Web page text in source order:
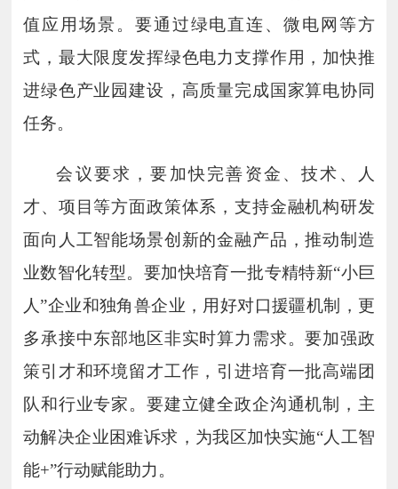
值应用场景。要通过绿电直连、微电网等方
式，最大限度发挥绿色电力支撑作用，加快推
进绿色产业园建设，高质量完成国家算电协同
任务。
会议要求，要加快完善资金、技术、人
才、项目等方面政策体系，支持金融机构研发
面向人工智能场景创新的金融产品，推动制造
业数智化转型。要加快培育一批专精特新“小巨
人”企业和独角兽企业，用好对口援疆机制，更
多承接中东部地区非实时算力需求。要加强政
策引才和环境留才工作，引进培育一批高端团
队和行业专家。要建立健全政企沟通机制，主
动解决企业困难诉求，为我区加快实施“人工智
能+”行动赋能助力。